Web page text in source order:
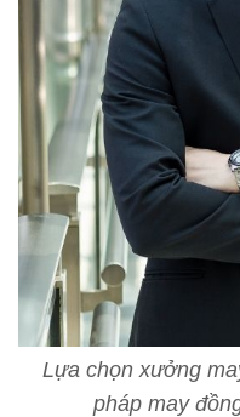
Lựa chọn xưởng
pháp may